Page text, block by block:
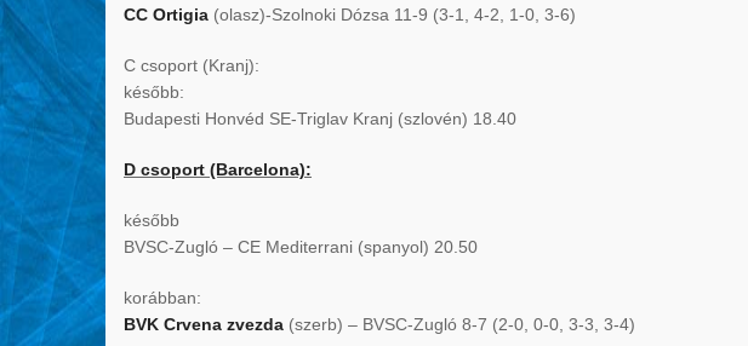
CC Ortigia (olasz)-Szolnoki Dózsa 11-9 (3-1, 4-2, 1-0, 3-6)
C csoport (Kranj):
később:
Budapesti Honvéd SE-Triglav Kranj (szlovén) 18.40
D csoport (Barcelona):
később
BVSC-Zugló – CE Mediterrani (spanyol) 20.50
korábban:
BVK Crvena zvezda (szerb) – BVSC-Zugló 8-7 (2-0, 0-0, 3-3, 3-4)